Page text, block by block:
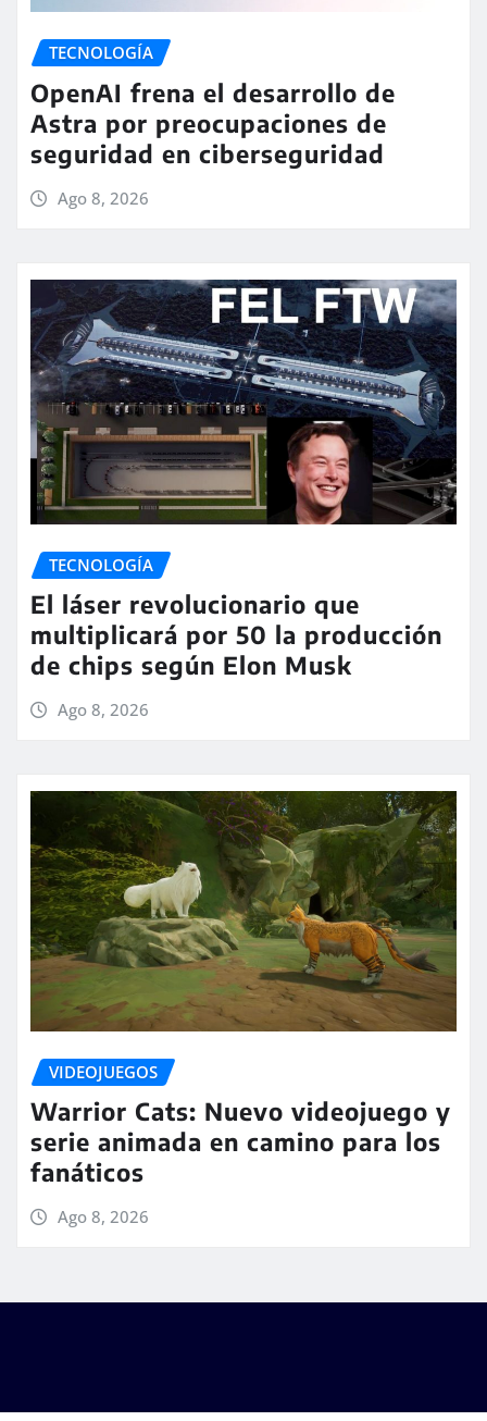
TECNOLOGÍA
OpenAI frena el desarrollo de
Astra por preocupaciones de
seguridad en ciberseguridad
Ago 8, 2026
TECNOLOGÍA
El láser revolucionario que
multiplicará por 50 la producción
de chips según Elon Musk
Ago 8, 2026
VIDEOJUEGOS
Warrior Cats: Nuevo videojuego y
serie animada en camino para los
fanáticos
Ago 8, 2026